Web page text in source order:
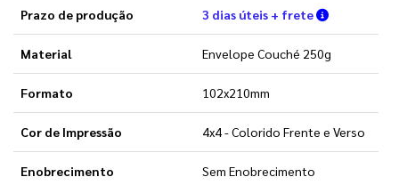
Prazo de produção 3 dias úteis + frete Verifique
Material Envelope Couché 250g
Formato 102x210mm
Cor de Impressão 4x4 - Colorido Frente e Verso
Enobrecimento Sem Enobrecimento